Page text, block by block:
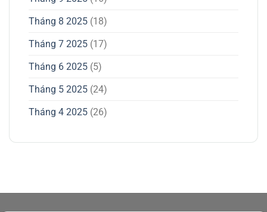
Tháng 8 2025 (18)
Tháng 7 2025 (17)
Tháng 6 2025 (5)
Tháng 5 2025 (24)
Tháng 4 2025 (26)